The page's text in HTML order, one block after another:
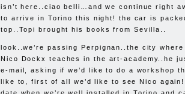
isn’t here..ciao belli…and we continue right
to arrive in Torino this night! the car is
top..Topi brought his books from Sevilla..
look..we’re passing Perpignan..the city
Nico Dockx teaches in the art-academy..he
e-mail, asking if we’d like to do a workshop
like to, first of all we’d like to see Nico